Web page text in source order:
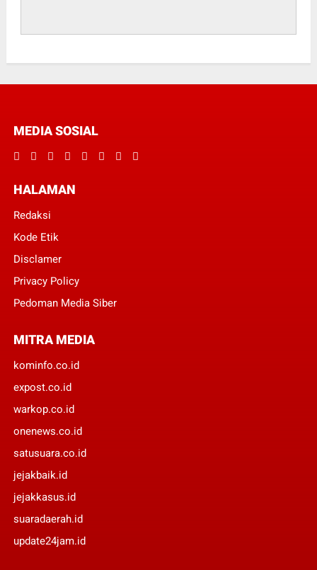
MEDIA SOSIAL
HALAMAN
Redaksi
Kode Etik
Disclamer
Privacy Policy
Pedoman Media Siber
MITRA MEDIA
kominfo.co.id
expost.co.id
warkop.co.id
onenews.co.id
satusuara.co.id
jejakbaik.id
jejakkasus.id
suaradaerah.id
update24jam.id